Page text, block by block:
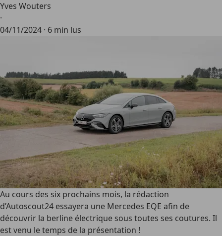
Yves Wouters
·
04/11/2024 · 6 min lus
Au cours des six prochains mois, la rédaction
d’Autoscout24 essayera une Mercedes EQE afin de
découvrir la berline électrique sous toutes ses coutures. Il
est venu le temps de la présentation !